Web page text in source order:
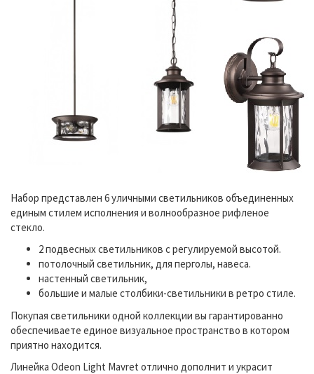
Набор представлен 6 уличными светильников объединенных
единым стилем исполнения и волнообразное рифленое
стекло.
2 подвесных светильников с регулируемой высотой.
потолочный светильник, для перголы, навеса.
настенный светильник,
большие и малые столбики-светильники в ретро стиле.
Покупая светильники одной коллекции вы гарантированно
обеспечиваете единое визуальное пространство в котором
приятно находится.
Линейка Odeon Light Mavret отлично дополнит и украсит